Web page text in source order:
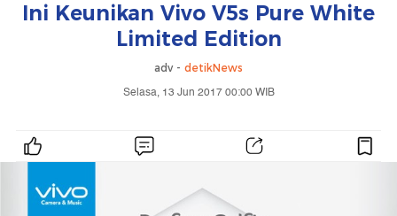
Ini Keunikan Vivo V5s Pure White
Limited Edition
adv - detikNews
Selasa, 13 Jun 2017 00:00 WIB